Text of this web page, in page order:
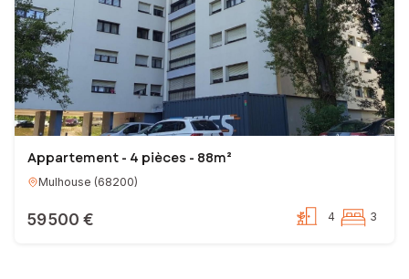
Appartement - 4 pièces - 88m²
Mulhouse (68200)
59 500 € 4 3